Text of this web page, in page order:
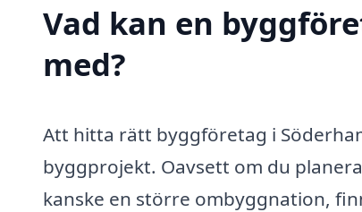
Vad kan en
med?
Att hitta rätt byggföretag i
byggprojekt. Oavsett om du
kanske en större ombyggnation,